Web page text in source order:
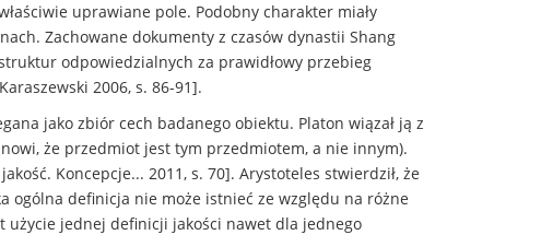
uprawiane pole. Podobny charakter miały
Zachowane dokumenty z czasów dynastii Shang
odpowiedzialnych za prawidłowy przebieg
2006, s. 86-91].
jako zbiór cech badanego obiektu. Platon wiązał ją z
że przedmiot jest tym przedmiotem, a nie innym).
Koncepcje... 2011, s. 70]. Arystoteles stwierdził, że
ogólna definicja nie może istnieć ze względu na różne
użycie jednej definicji jakości nawet dla jednego